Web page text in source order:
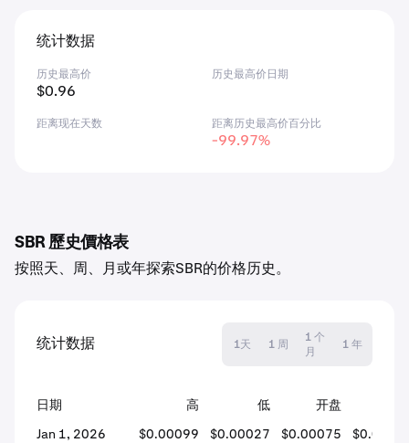
统计数据
历史最高价
$0.96
历史最高价日期
距离现在天数 距离历史最高价百分比
-99.97%
SBR 歷史價格表
按照天、周、月或年探索SBR的价格历史。
统计数据 1天 1 周
1 个
月
1 年
日期 高 低 开盘
Jan 1, 2026
$0.00099 $0.00027 $0.00075